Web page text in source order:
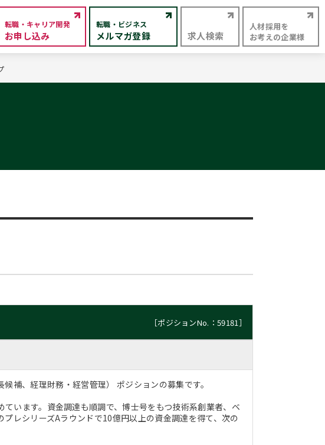
転職・キャリア開発
お申し込み
転職・ビジネス
メルマガ登録 求人検索
人材採用を
お考えの企業様
［ポジションNo.：59181］
補、経理財務・経営管理） ポジションの募集です。
います。資金調達も順調で、博士号をもつ技術系創業者、ベ
レシリーズAラウンドで10億円以上の資金調達を得て、次の